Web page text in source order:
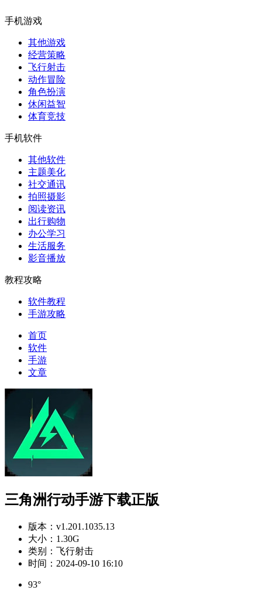
手机游戏
其他游戏
经营策略
飞行射击
动作冒险
角色扮演
休闲益智
体育竞技
手机软件
其他软件
主题美化
社交通讯
拍照摄影
阅读资讯
出行购物
办公学习
生活服务
影音播放
教程攻略
软件教程
手游攻略
首页
软件
手游
文章
三角洲行动手游下载正版
版本： v1.201.1035.13
大小： 1.30G
类别： 飞行射击
时间： 2024-09-10 16:10
93°